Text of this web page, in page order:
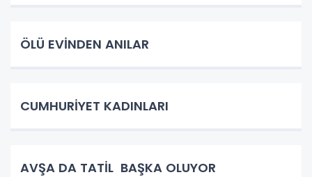
ÖLÜ EVİNDEN ANILAR
CUMHURİYET KADINLARI
AVŞA DA TATİL BAŞKA OLUYOR